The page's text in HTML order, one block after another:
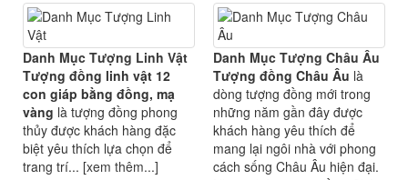
Danh Mục Tượng Linh Vật
Tượng đồng linh vật 12
con giáp bằng đồng, mạ
vàng là tượng đồng phong
thủy được khách hàng đặc
biệt yêu thích lựa chọn để
trang trí... [xem thêm...]
Danh Mục Tượng Châu Âu
Tượng đồng Châu Âu là
dòng tượng đồng mới trong
những năm gần đây được
khách hàng yêu thích để
mang lại ngôi nhà với phong
cách sống Châu Âu hiện đại.